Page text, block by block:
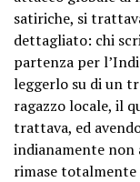
satiriche, si
dettagliato: chi
partenza per
leggerlo su di un
ragazzo locale, il
trattava, ed
indianamente
rimase totalmente